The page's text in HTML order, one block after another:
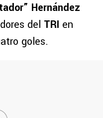
Hernández
del TRI en
goles.